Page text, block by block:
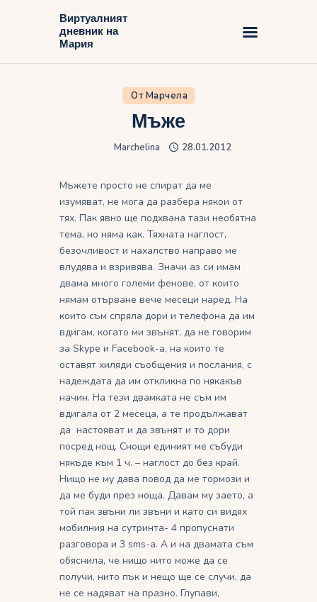
Виртуалният
дневник на
Мария
Виртуалният дневник на Мария
От Марчела
Мъже
Marchelina 28.01.2012
Мъжете просто не спират да ме
изумяват, не мога да разбера някои от
тях. Пак явно ще подхвана тази необятна
тема, но няма как. Тяхната наглост,
безочливост и нахалство направо ме
влудява и взривява. Значи аз си имам
двама много големи фенове, от които
нямам отърване вече месеци наред. На
които съм спряла дори и телефона да им
вдигам, когато ми звънят, да не говорим
за Skype и Facebook-а, на които те
оставят хиляди съобщения и послания, с
надеждата да им откликна по някакъв
начин. На тези двамката не съм им
вдигала от 2 месеца, а те продължават
да настояват и да звънят и то дори
посред нощ. Снощи единият ме събуди
някъде към 1 ч. – наглост до без край.
Нищо не му дава повод да ме тормози и
да ме буди през ноща. Давам му заето, а
той пак звъни ли звъни и като си видях
мобилния на сутринта- 4 пропуснати
разговора и 3 sms-а. А и на двамата съм
обяснила, че нищо нито може да се
получи, нито пък и нещо ще се случи, да
не се надяват на празно. Глупави,